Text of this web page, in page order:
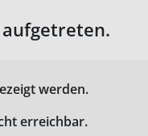
werden.
erreichbar.